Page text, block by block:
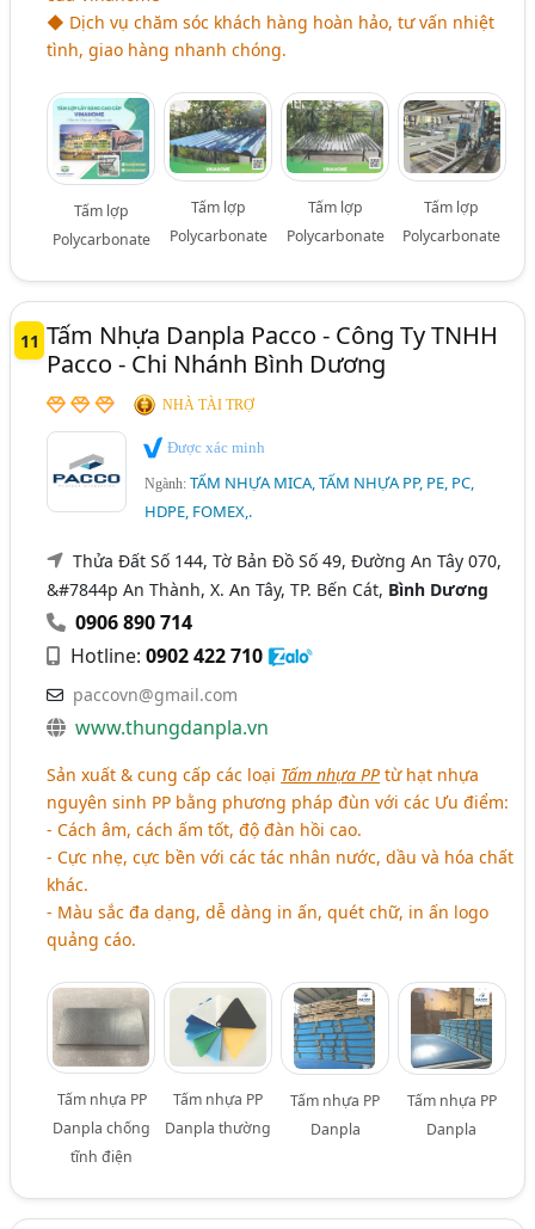
◆ Dịch vụ chăm sóc khách hàng hoàn hảo, tư vấn nhiệt
tình, giao hàng nhanh chóng.
Tấm lợp
Polycarbonate
Tấm lợp
Polycarbonate
Tấm lợp
Polycarbonate
Tấm lợp
Polycarbonate
11 Tấm Nhựa Danpla Pacco - Công Ty TNHH
Pacco - Chi Nhánh Bình Dương
NHÀ TÀI TRỢ
Được xác minh
Ngành:TẤM NHỰA MICA, TẤM NHỰA PP, PE, PC,
HDPE, FOMEX,.
Thửa Đất Số 144, Tờ Bản Đồ Số 49, Đường An Tây 070,
&#7844p An Thành, X. An Tây, TP. Bến Cát, Bình Dương
0906 890 714
Hotline:0902 422 710
paccovn@gmail.com
www.thungdanpla.vn
Sản xuất & cung cấp các loại Tấm nhựa PP từ hạt nhựa
nguyên sinh PP bằng phương pháp đùn với các Ưu điểm:
- Cách âm, cách ấm tốt, độ đàn hồi cao.
- Cực nhẹ, cực bền với các tác nhân nước, dầu và hóa chất
khác.
- Màu sắc đa dạng, dễ dàng in ấn, quét chữ, in ấn logo
quảng cáo.
Tấm nhựa PP
Danpla chống
tĩnh điện
Tấm nhựa PP
Danpla thường
Tấm nhựa PP
Danpla
Tấm nhựa PP
Danpla